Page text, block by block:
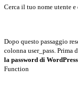
Cerca il tuo nome utente
Dopo questo passaggio
colonna user_pass. Prima
la password di WordPress
Function